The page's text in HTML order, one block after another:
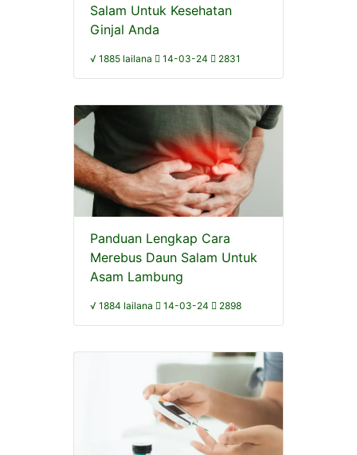
Salam Untuk Kesehatan
Ginjal Anda
√ 1885 lailana 14-03-24 2831
Panduan Lengkap Cara
Merebus Daun Salam Untuk
Asam Lambung
√ 1884 lailana 14-03-24 2898